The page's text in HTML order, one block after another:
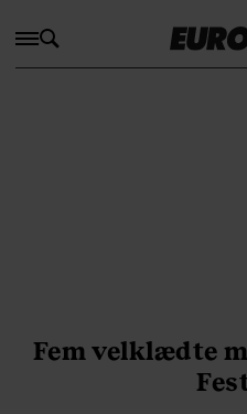
Fem velklædte